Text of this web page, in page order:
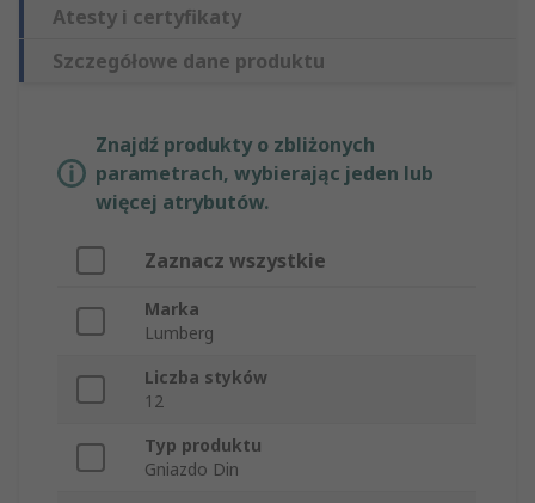
Atesty i certyfikaty
Szczegółowe dane produktu
Znajdź produkty o zbliżonych
parametrach, wybierając jeden lub
więcej atrybutów.
Zaznacz wszystkie
Marka
Lumberg
Liczba styków
12
Typ produktu
Gniazdo Din